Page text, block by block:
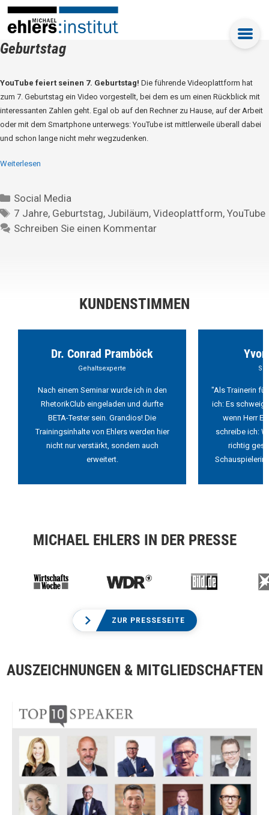
Geburtstag
YouTube feiert seinen 7. Geburtstag! Die führende Videoplattform hat
zum 7. Geburtstag ein Video vorgestellt, bei dem es um einen Rückblick mit
interessanten Zahlen geht. Egal ob auf den Rechner zu Hause, auf der Arbeit
oder mit dem Smartphone unterwegs: YouTube ist mittlerweile überall dabei
und schon lange nicht mehr wegzudenken.
Weiterlesen
Social Media
7 Jahre, Geburtstag, Jubiläum,Videoplattform,YouTube
Schreiben Sie einen Kommentar
KUNDENSTIMMEN
Dr. Conrad Pramböck
Gehaltsexperte
Nach einem Seminar wurde ich in den
RhetorikClub eingeladen und durfte
BETA-Tester sein. Grandios! Die
Trainingsinhalte von Ehlers werden hier
nicht nur verstärkt, sondern auch
erweitert.
"Als Trainerin
ich: Es
wenn Herr
schreibe ich:
richtig
Schauspielerin
MICHAEL EHLERS IN DER PRESSE
ZUR PRESSESEITE
AUSZEICHNUNGEN & MITGLIEDSCHAFTEN